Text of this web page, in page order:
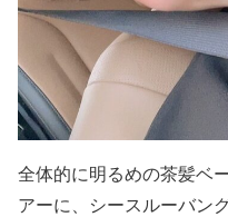
全体的に明るめの茶髪ベ
アーに、シースルーバン